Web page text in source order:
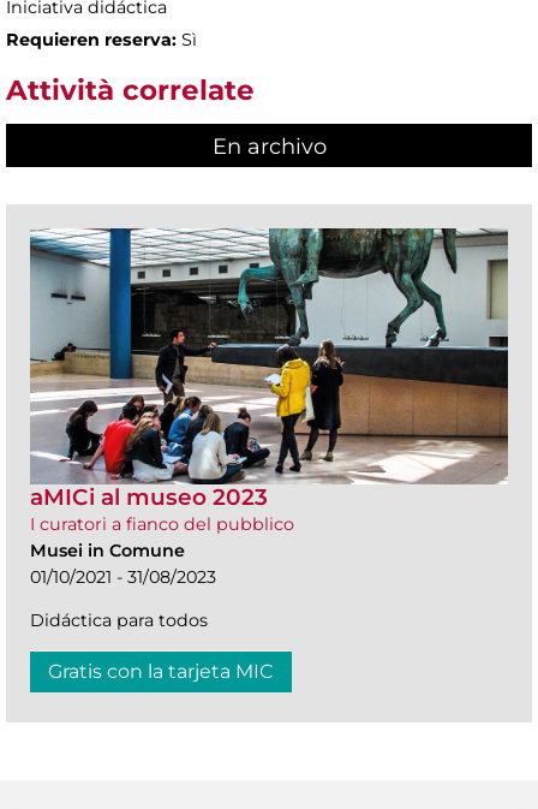
Iniciativa didáctica
Requieren reserva: Sì
Attività correlate
En archivo
aMICi al museo 2023
I curatori a fianco del pubblico
Musei in Comune
01/10/2021 - 31/08/2023
Didáctica para todos
Gratis con la tarjeta MIC